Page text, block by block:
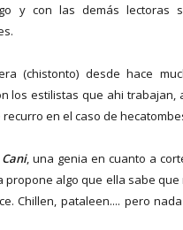
y con las demás lectoras
(chistonto) desde hace
los estilistas que ahi trabajan,
en el caso de
Cani, una genia en cuanto a
propone algo que ella sabe que
Chillen, pataleen.... pero